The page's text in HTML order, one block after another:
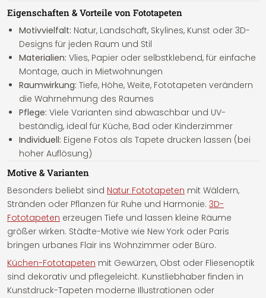
Eigenschaften & Vorteile von Fototapeten
Motivvielfalt: Natur, Landschaft, Skylines, Kunst oder 3D-
Designs für jeden Raum und Stil
Materialien: Vlies, Papier oder selbstklebend, für einfache
Montage, auch in Mietwohnungen
Raumwirkung: Tiefe, Höhe, Weite, Fototapeten verändern
die Wahrnehmung des Raumes
Pflege: Viele Varianten sind abwaschbar und UV-
beständig, ideal für Küche, Bad oder Kinderzimmer
Individuell: Eigene Fotos als Tapete drucken lassen (bei
hoher Auflösung)
Motive & Varianten
Besonders beliebt sind Natur Fototapeten mit Wäldern,
Stränden oder Pflanzen für Ruhe und Harmonie. 3D-
Fototapeten erzeugen Tiefe und lassen kleine Räume
größer wirken. Städte-Motive wie New York oder Paris
bringen urbanes Flair ins Wohnzimmer oder Büro.
Küchen-Fototapeten mit Gewürzen, Obst oder Fliesenoptik
sind dekorativ und pflegeleicht. Kunstliebhaber finden in
Kunstdruck-Tapeten moderne Illustrationen oder